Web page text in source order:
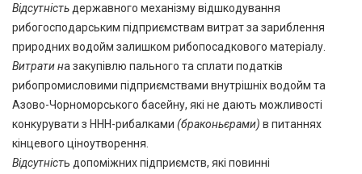
Відсутність державного механізму відшкодування
рибогосподарським підприємствам витрат за зариблення
природних водойм залишком рибопосадкового матеріалу.
Витрати на закупівлю пального та сплати податків
рибопромисловими підприємствами внутрішніх водойм та
Азово-Чорноморського басейну, які не дають можливості
конкурувати з ННН-рибалками (браконьєрами) в питаннях
кінцевого ціноутворення.
Відсутність допоміжних підприємств, які повинні